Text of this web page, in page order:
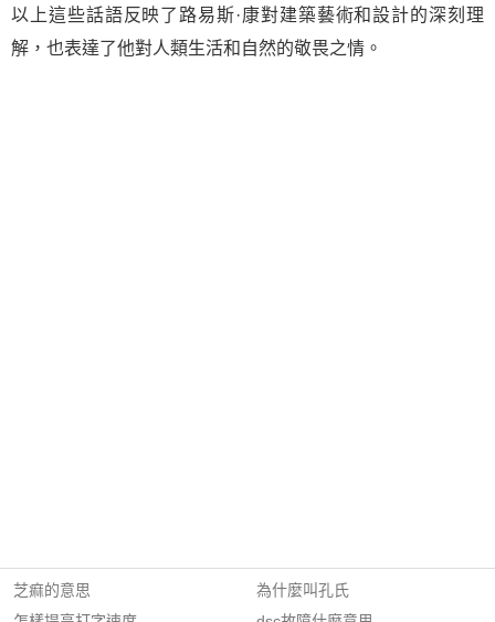
以上這些話語反映了路易斯·康對建築藝術和設計的深刻理
解，也表達了他對人類生活和自然的敬畏之情。
芝痲的意思
為什麼叫孔氏